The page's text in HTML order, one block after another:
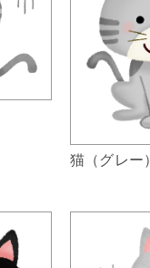
猫（グレー）